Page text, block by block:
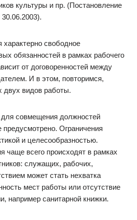
культуры и пр. (Постановление
свободное
обязанностей в рамках рабочего
от договоренностей между
И в этом, повторимся,
двух видов работы.
для совмещения должностей
предусмотрено. Ограничения
и целесообразностью.
чаще всего происходят в рамках
служащих, рабочих,
может стать нехватка
мест работы или отсутствие
например санитарной книжки.